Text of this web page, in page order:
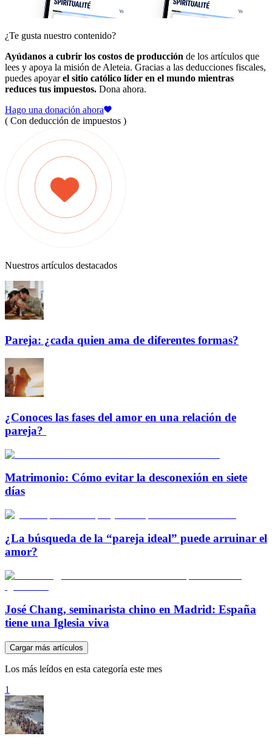
¿Te gusta nuestro contenido?
Ayúdanos a cubrir los costos de producción de los artículos que
lees y apoya la misión de Aleteia. Gracias a las deducciones fiscales,
puedes apoyarel sitio católico líder en el mundo mientras
reduces tus impuestos. Dona ahora.
Hago una donación ahora
( Con deducción de impuestos )
Nuestros artículos destacados
Pareja: ¿cada quien ama de diferentes formas?
¿Conoces las fases del amor en una relación de
pareja?
Matrimonio: Cómo evitar la desconexión en siete
días
¿La búsqueda de la “pareja ideal” puede arruinar el
amor?
José Chang, seminarista chino en Madrid: España
tiene una Iglesia viva
Cargar más artículos
Los más leídos en esta categoría este mes
1